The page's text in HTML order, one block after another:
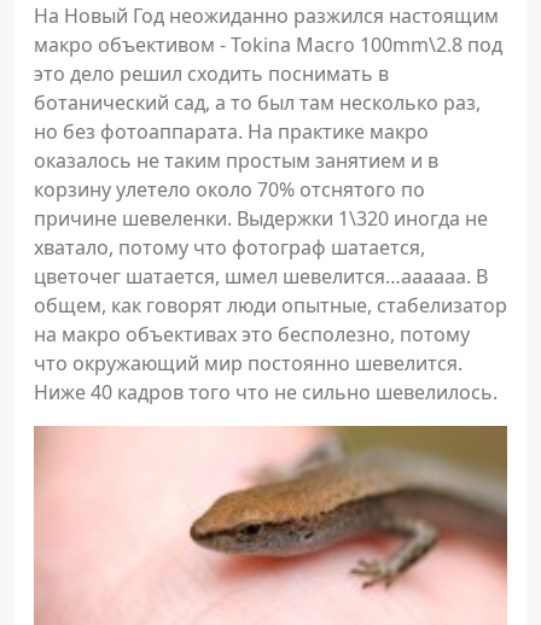
На Новый Год неожиданно разжился настоящим
макро объективом - Tokina Macro 100mm\2.8 под
это дело решил сходить поснимать в
ботанический сад, а то был там несколько раз,
но без фотоаппарата. На практике макро
оказалось не таким простым занятием и в
корзину улетело около 70% отснятого по
причине шевеленки. Выдержки 1\320 иногда не
хватало, потому что фотограф шатается,
цветочег шатается, шмел шевелится…аааааа. В
общем, как говорят люди опытные, стабелизатор
на макро объективах это бесполезно, потому
что окружающий мир постоянно шевелится.
Ниже 40 кадров того что не сильно шевелилось.